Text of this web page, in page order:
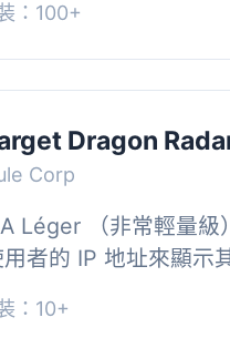
創建地理目...
：100+
Dragon
Corp
Léger （非常輕量級
者的 IP 地址來顯示
入此短代碼 [...
：10+